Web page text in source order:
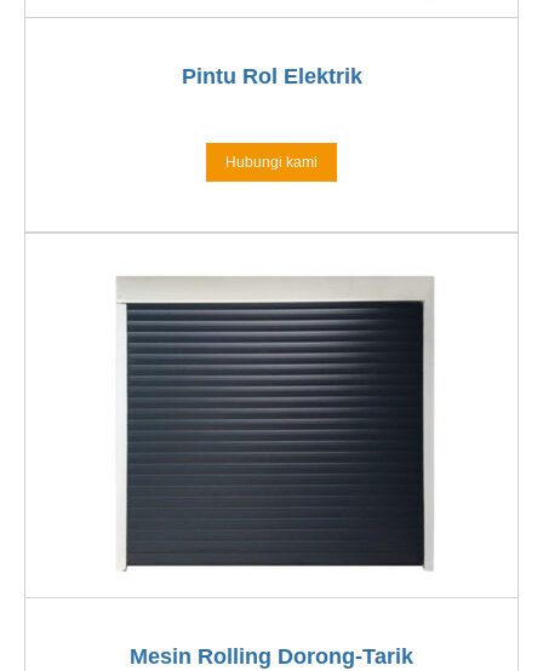
Pintu Rol Elektrik
Hubungi kami
Mesin Rolling Dorong-Tarik